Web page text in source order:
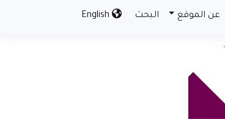
عن الموقع البحث